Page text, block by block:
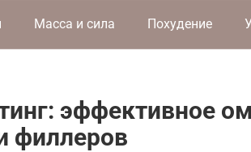
Масса и сила Похудение
эффективное
филлеров